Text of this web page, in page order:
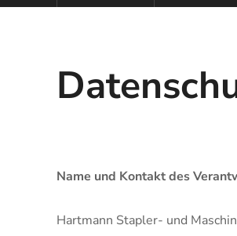
Name und Kontakt des
Hartmann Stapler- und